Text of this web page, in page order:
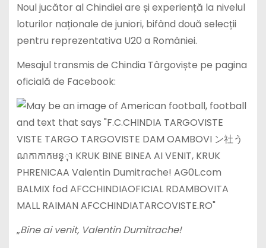
Noul jucător al Chindiei are și experiență la nivelul
loturilor naționale de juniori, bifând două selecții
pentru reprezentativa U20 a României.
Mesajul transmis de Chindia Târgoviște pe pagina
oficială de Facebook:
„Bine ai venit, Valentin Dumitrache!